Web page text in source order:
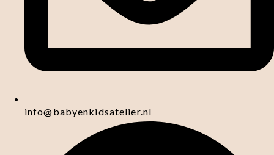
info@babyenkidsatelier.nl